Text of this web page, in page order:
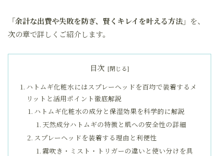
「余計な出費や失敗を防ぎ、賢くキレイを叶える方法」 を、
次の章で詳しくご紹介します。
目次
ハトムギ化粧水にはスプレーヘッドを百均で装着するメ
リットと活用ポイント徹底解説
ハトムギ化粧水の成分と保湿効果を科学的に解説
天然成分ハトムギの特徴と肌への安全性の詳細
スプレーヘッドを装着する理由と利便性
霧吹き・ミスト・トリガーの違いと使い分けを具